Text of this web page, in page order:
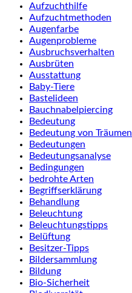
Aufzuchthilfe
Aufzuchtmethoden
Augenfarbe
Augenprobleme
Ausbruchsverhalten
Ausbrüten
Ausstattung
Baby-Tiere
Bastelideen
Bauchnabelpiercing
Bedeutung
Bedeutung von Träumen
Bedeutungen
Bedeutungsanalyse
Bedingungen
bedrohte Arten
Begriffserklärung
Behandlung
Beleuchtung
Beleuchtungstipps
Belüftung
Besitzer-Tipps
Bildersammlung
Bildung
Bio-Sicherheit